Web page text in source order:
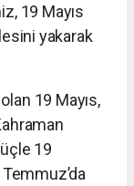
19 Mayıs
yakarak
19 Mayıs,
19
Temmuz’da